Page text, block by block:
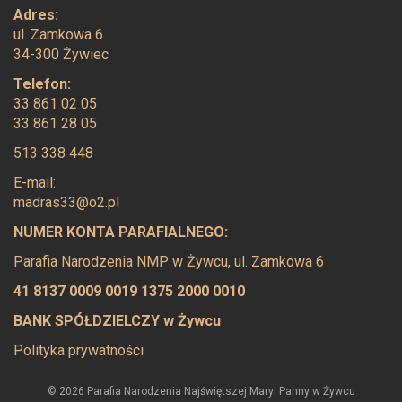
Adres:
ul. Zamkowa 6
34-300 Żywiec
Telefon:
33 861 02 05
33 861 28 05
513 338 448
E-mail:
madras33@o2.pl
NUMER KONTA PARAFIALNEGO:
Parafia Narodzenia NMP w Żywcu, ul. Zamkowa 6
41 8137 0009 0019 1375 2000 0010
BANK SPÓŁDZIELCZY w Żywcu
Polityka prywatności
© 2026 Parafia Narodzenia Najświętszej Maryi Panny w Żywcu